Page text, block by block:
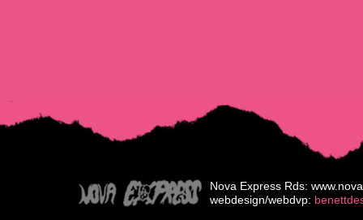
Nova Express Rds:
webdesign/webdvp: